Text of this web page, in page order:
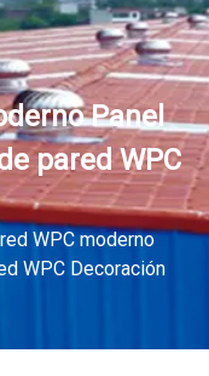
Panel
pared WPC
WPC moderno
WPC Decoración